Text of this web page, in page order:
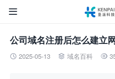

公司域名注册后怎么建立
 2025-05-13  域名百科 